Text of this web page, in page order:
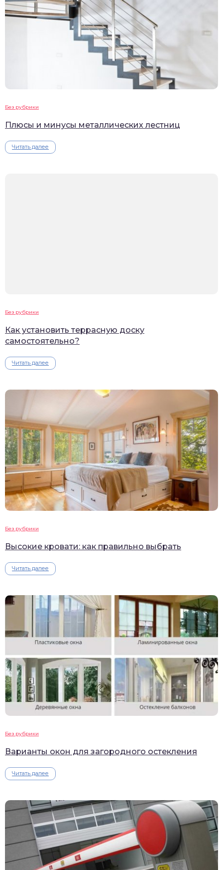
Без рубрики
Плюсы и минусы металлических лестниц
Читать далее
Без рубрики
Как установить террасную доску
самостоятельно?
Читать далее
Без рубрики
Высокие кровати: как правильно выбрать
Читать далее
Без рубрики
Варианты окон для загородного остекления
Читать далее